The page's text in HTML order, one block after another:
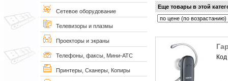
Сетевое оборудование
Телевизоры и плазмы
Проекторы и экраны
Телефоны, факсы, Мини-АТС
Принтеры, Сканеры, Копиры
Еще товары в этой